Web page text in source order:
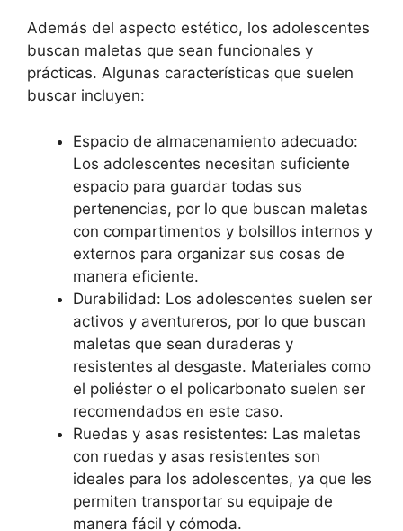
Además del aspecto estético, los adolescentes
buscan maletas que sean funcionales y
prácticas. Algunas características que suelen
buscar incluyen:
Espacio de almacenamiento adecuado:
Los adolescentes necesitan suficiente
espacio para guardar todas sus
pertenencias, por lo que buscan maletas
con compartimentos y bolsillos internos y
externos para organizar sus cosas de
manera eficiente.
Durabilidad: Los adolescentes suelen ser
activos y aventureros, por lo que buscan
maletas que sean duraderas y
resistentes al desgaste. Materiales como
el poliéster o el policarbonato suelen ser
recomendados en este caso.
Ruedas y asas resistentes: Las maletas
con ruedas y asas resistentes son
ideales para los adolescentes, ya que les
permiten transportar su equipaje de
manera fácil y cómoda.